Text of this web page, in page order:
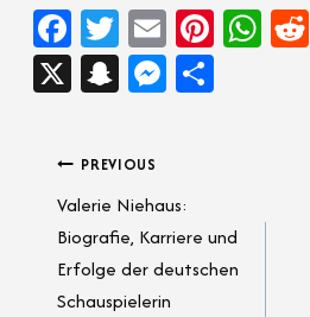
Fa
ce
b
k
T
wi
tt
E
m
ail
Pi W
p
X Sn
pc
h
at
M
g
er
Post
navigation
PREVIOUS
Valerie Niehaus:
Biografie, Karriere und
Erfolge der deutschen
Schauspielerin